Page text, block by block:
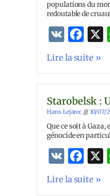
populations du
redoutable de
VK
Lire la suite »
Starobelsk :
Hans Lejarec 10/07/
Que ce soit à
génocide en
VK
Lire la suite »